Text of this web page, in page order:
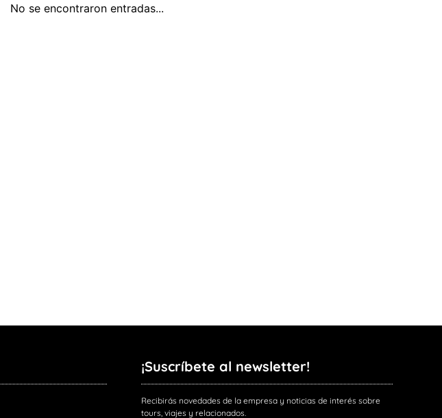
No se encontraron entradas...
¡Suscríbete al newsletter!
Recibirás novedades de la empresa y noticias de interés sobre
tours, viajes y relacionados.